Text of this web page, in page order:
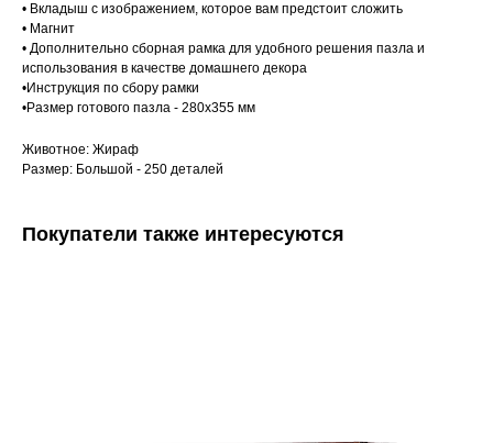
• Вкладыш с изображением, которое вам предстоит сложить
• Магнит
• Дополнительно сборная рамка для удобного решения пазла и
использования в качестве домашнего декора
•Инструкция по сбору рамки
•Размер готового пазла - 280х355 мм
Животное: Жираф
Размер: Большой - 250 деталей
Покупатели также интересуются